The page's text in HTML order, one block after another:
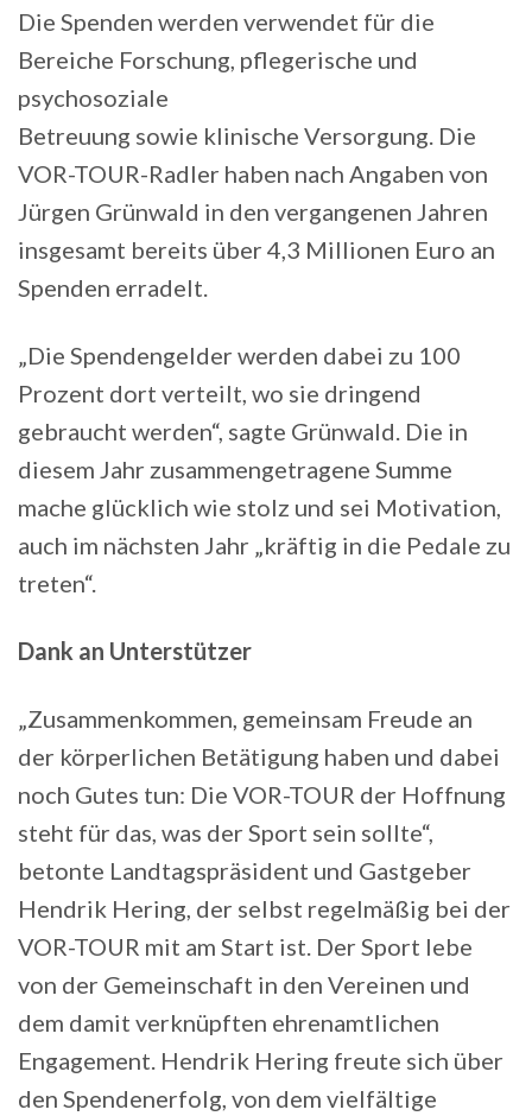
Die Spenden werden verwendet für die
Bereiche Forschung, pflegerische und
psychosoziale
Betreuung sowie klinische Versorgung. Die
VOR-TOUR-Radler haben nach Angaben von
Jürgen Grünwald in den vergangenen Jahren
insgesamt bereits über 4,3 Millionen Euro an
Spenden erradelt.
„Die Spendengelder werden dabei zu 100
Prozent dort verteilt, wo sie dringend
gebraucht werden“, sagte Grünwald. Die in
diesem Jahr zusammengetragene Summe
mache glücklich wie stolz und sei Motivation,
auch im nächsten Jahr „kräftig in die Pedale zu
treten“.
Dank an Unterstützer
„Zusammenkommen, gemeinsam Freude an
der körperlichen Betätigung haben und dabei
noch Gutes tun: Die VOR-TOUR der Hoffnung
steht für das, was der Sport sein sollte“,
betonte Landtagspräsident und Gastgeber
Hendrik Hering, der selbst regelmäßig bei der
VOR-TOUR mit am Start ist. Der Sport lebe
von der Gemeinschaft in den Vereinen und
dem damit verknüpften ehrenamtlichen
Engagement. Hendrik Hering freute sich über
den Spendenerfolg, von dem vielfältige